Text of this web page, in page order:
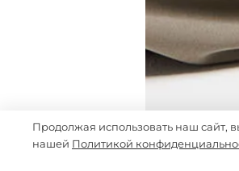
Продолжая использовать наш сайт,
нашей Политикой